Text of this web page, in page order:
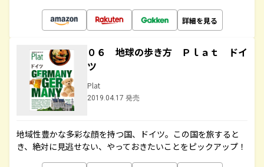
詳細を見る
０６ 地球の歩き方 Ｐｌａｔ ドイ
ツ
Plat
2019.04.17 発売
地域性豊かな多彩な顔を持つ国、ドイツ。この国を旅すると
き、絶対に見逃せない、やっておきたいことをピックアップ！